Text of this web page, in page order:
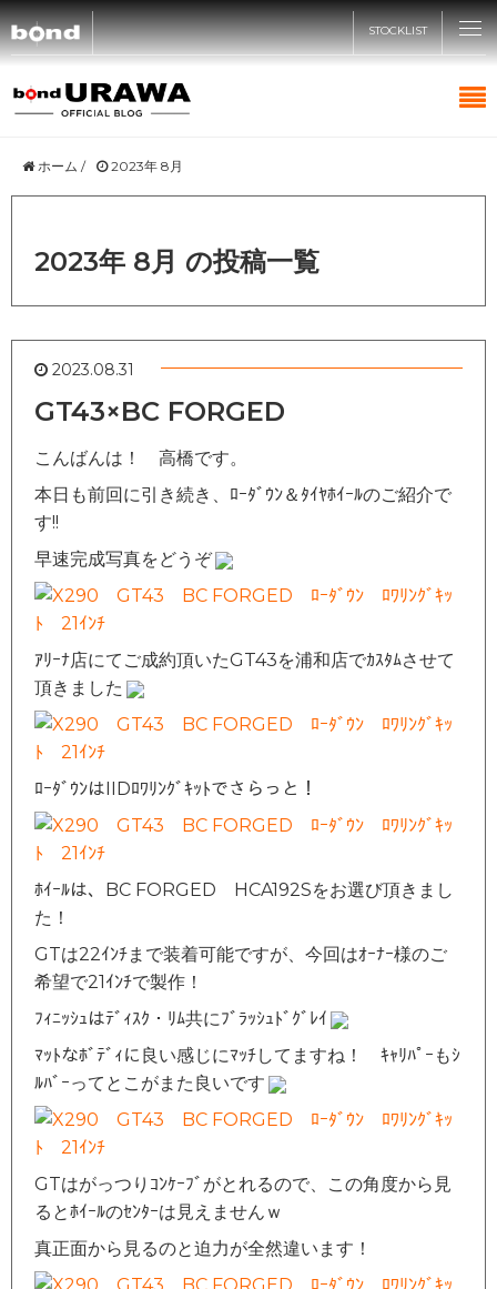
STOCKLIST
CARS
CUSTOMIZE
SHOP
ABOUT
RECRUIT
ホーム / 2023年 8月
2023年 8月 の投稿一覧
2023.08.31
GT43×BC FORGED
こんばんは！ 高橋です。
本日も前回に引き続き、ﾛｰﾀﾞｳﾝ＆ﾀｲﾔﾎｲｰﾙのご紹介で
す!!
早速完成写真をどうぞ
ｱﾘｰﾅ店にてご成約頂いたGT43を浦和店でｶｽﾀﾑさせて
頂きました
ﾛｰﾀﾞｳﾝはIIDﾛﾜﾘﾝｸﾞｷｯﾄでさらっと！
ﾎｲｰﾙは、BC FORGED HCA192Sをお選び頂きまし
た！
GTは22ｲﾝﾁまで装着可能ですが、今回はｵｰﾅｰ様のご
希望で21ｲﾝﾁで製作！
ﾌｨﾆｯｼｭはﾃﾞｨｽｸ・ﾘﾑ共にﾌﾞﾗｯｼｭﾄﾞｸﾞﾚｲ
ﾏｯﾄなﾎﾞﾃﾞｨに良い感じにﾏｯﾁしてますね！ ｷｬﾘﾊﾟｰもｼ
ﾙﾊﾞｰってとこがまた良いです
GTはがっつりｺﾝｹｰﾌﾞがとれるので、この角度から見
るとﾎｲｰﾙのｾﾝﾀｰは見えませんｗ
真正面から見るのと迫力が全然違います！